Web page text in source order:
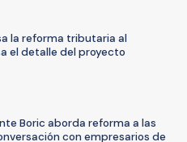
la reforma tributaria al
el detalle del proyecto
Boric aborda reforma a las
con empresarios de